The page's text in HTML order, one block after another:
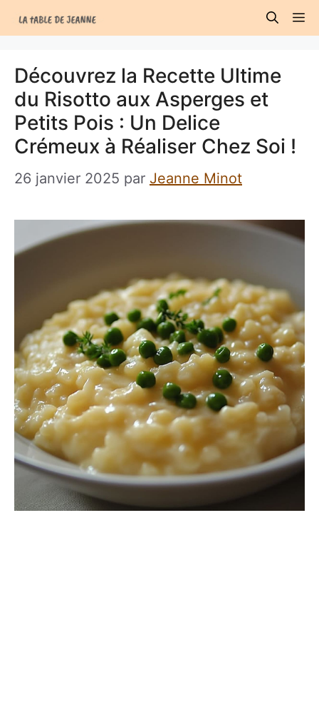
au
Découvrez la Recette Ultime
du Risotto aux Asperges et
Petits Pois : Un Delice
Crémeux à Réaliser Chez Soi !
26 janvier 2025 par Jeanne Minot